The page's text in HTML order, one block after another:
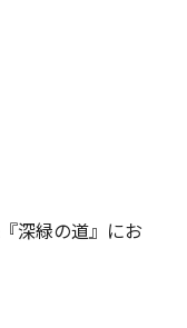
深緑の道』にお